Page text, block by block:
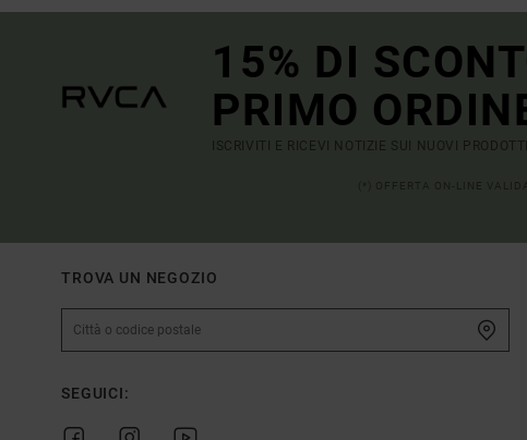
15% DI
PRIMO
ISCRIVITI E RICEVI NOTIZIE SUI NUOVI
TROVA UN NEGOZIO
SEGUICI: